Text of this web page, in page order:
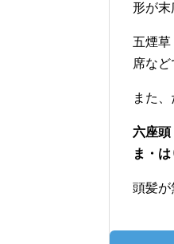
形が末
五煙
席な
また
六座
ま・
頭髪が